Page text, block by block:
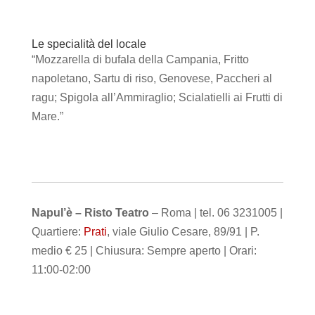
Le specialità del locale
“Mozzarella di bufala della Campania, Fritto
napoletano, Sartu di riso, Genovese, Paccheri al
ragu; Spigola all’Ammiraglio; Scialatielli ai Frutti di
Mare.”
Napul’è – Risto Teatro – Roma | tel. 06 3231005 |
Quartiere: Prati, viale Giulio Cesare, 89/91 | P.
medio € 25 | Chiusura: Sempre aperto | Orari:
11:00-02:00